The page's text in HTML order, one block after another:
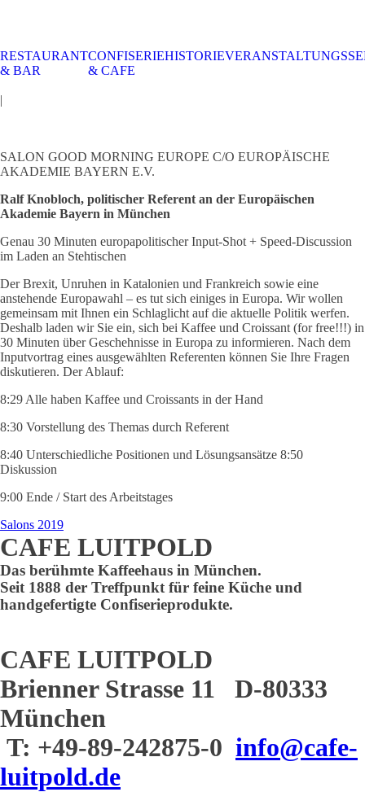
CAFE &
RESTAURANT
TISCHRESERVIERUNGKARRIERE
TISCHRESERVIERUNGKARRIERE
RESTAURANT
& BAR
CONFISERIE
& CAFE
HISTORIE
|
SALON GOOD MORNING EUROPE C/O EUROPÄISCHE
AKADEMIE BAYERN E.V.
Ralf Knobloch, politischer Referent an der Europäischen
Akademie Bayern in München
Genau 30 Minuten europapolitischer Input-Shot + Speed-Discussion
im Laden an Stehtischen
Der Brexit, Unruhen in Katalonien und Frankreich sowie eine
anstehende Europawahl – es tut sich einiges in Europa. Wir wollen
gemeinsam mit Ihnen ein Schlaglicht auf die aktuelle Politik werfen.
Deshalb laden wir Sie ein, sich bei Kaffee und Croissant (for free!!!) in
30 Minuten über Geschehnisse in Europa zu informieren. Nach dem
Inputvortrag eines ausgewählten Referenten können Sie Ihre Fragen
diskutieren. Der Ablauf:
8:29 Alle haben Kaffee und Croissants in der Hand
8:30 Vorstellung des Themas durch Referent
8:40 Unterschiedliche Positionen und Lösungsansätze 8:50
Diskussion
9:00 Ende / Start des Arbeitstages
Salons 2019
CAFE LUITPOLD
Das berühmte Kaffeehaus in München.
Seit 1888 der Treffpunkt für feine Küche und
handgefertigte Confiserieprodukte.
CAFE LUITPOLD
Brienner Strasse 11 D-80333
München
T: +49-89-242875-0 info@cafe-
luitpold.de